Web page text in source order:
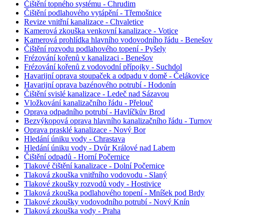
Čištění topného systému - Chrudim
Čištění podlahového vytápění - Třemošnice
Revize vnitřní kanalizace - Chvaletice
Kamerová zkouška venkovní kanalizace - Votice
Kamerová prohlídka hlavního vodovodního řádu - Benešov
Čištění rozvodu podlahového topení - Pyšely
Frézování kořenů v kanalizaci - Benešov
Frézování kořenů z vodovodní přípojky - Suchdol
Havarijní oprava stoupaček a odpadu v domě - Čelákovice
Havarijní oprava bazénového potrubí - Hodonín
Čištění svislé kanalizace - Ledeč nad Sázavou
Vložkování kanalizačního řádu - Přelouč
Oprava odpadního potrubí - Havlíčkův Brod
Bezvýkopová oprava hlavního kanalizačního řádu - Turnov
Oprava prasklé kanalizace - Nový Bor
Hledání úniku vody - Chrastava
Hledání úniku vody - Dvůr Králové nad Labem
Čištění odpadů - Horní Počernice
Tlakové čištění kanalizace - Dolní Počernice
Tlaková zkouška vnitřního vodovodu - Slaný
Tlakové zkoušky rozvodů vody - Hostivice
Tlaková zkouška podlahového topení - Mníšek pod Brdy
Tlakové zkoušky vodovodního potrubí - Nový Knín
Tlaková zkouška vody - Praha